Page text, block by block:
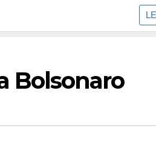
Bolsonaro